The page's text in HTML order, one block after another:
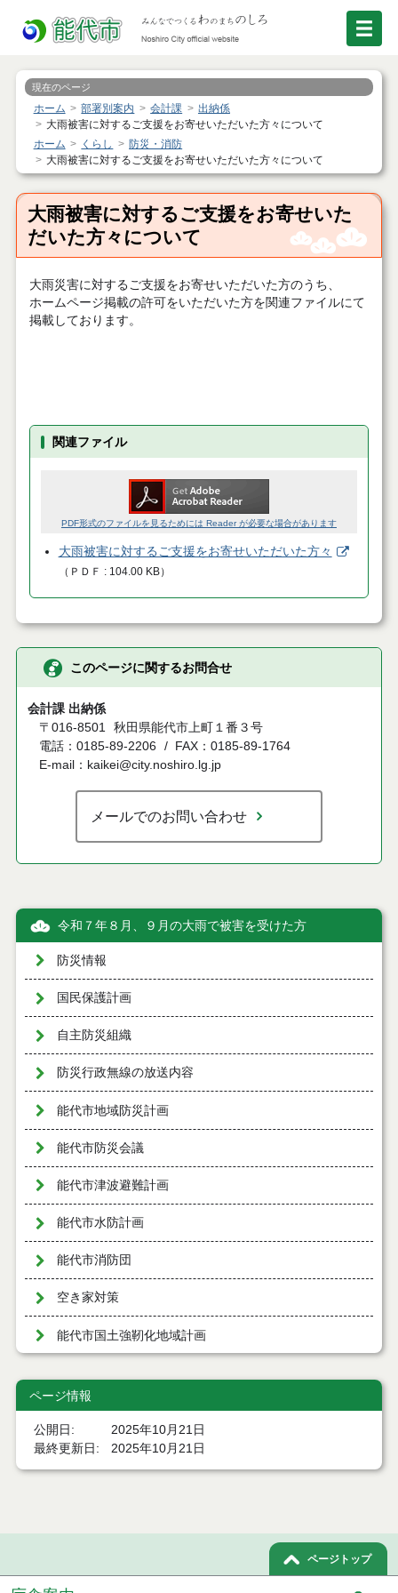
現在のページ
ホーム 部署別案内 会計課
出納係
大雨被害に対するご支援をお寄せいただいた方々について
ホーム
くらし
防災・消防
大雨被害に対するご支援をお寄せいただいた方々について
大雨被害に対するご支援をお寄せいた
だいた方々について
大雨災害に対するご支援をお寄せいただいた方のうち、
ホームページ掲載の許可をいただいた方を関連ファイルにて
掲載しております。
関連ファイル
PDF形式のファイルを見るためには Reader が必要な場合があります
大雨被害に対するご支援をお寄せいただいた方々
（ ＰＤＦ 104.00 KB）
このページに関するお問合せ
会計課 出納係
〒016-8501
秋田県能代市上町１番３号
電話：0185-89-2206
FAX：0185-89-1764
E-mail：kaikei@city.noshiro.lg.jp
メールでのお問い合わせ
令和７年８月、９月の大雨で被害を受けた方
防災情報
国民保護計画
自主防災組織
防災行政無線の放送内容
能代市地域防災計画
能代市防災会議
能代市津波避難計画
能代市水防計画
能代市消防団
空き家対策
能代市国土強靭化地域計画
ページ情報
公開日
2025年10月21日
最終更新日
2025年10月21日
ページトップ